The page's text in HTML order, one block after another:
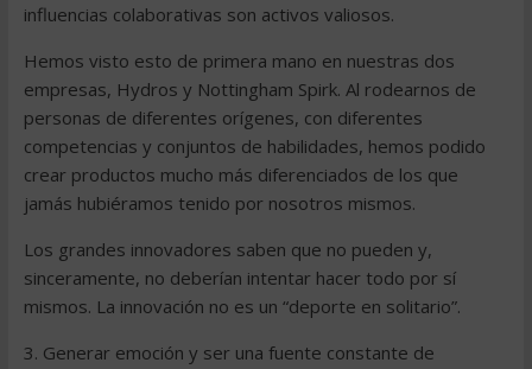
influencias colaborativas son activos valiosos.
Hemos visto esto de primera mano en nuestras dos
empresas, Hydros y Nottingham Spirk. Al rodearnos de
personas de diferentes orígenes, con diferentes
competencias y conjuntos de habilidades, hemos podido
crear productos mucho más diferenciados de los que
jamás hubiéramos tenido por nosotros mismos.
Los grandes innovadores saben que no pueden y,
sinceramente, no deberían intentar hacer todo por sí
mismos. La innovación no es un “deporte en solitario”.
3. Generar emoción y ser una fuente constante de